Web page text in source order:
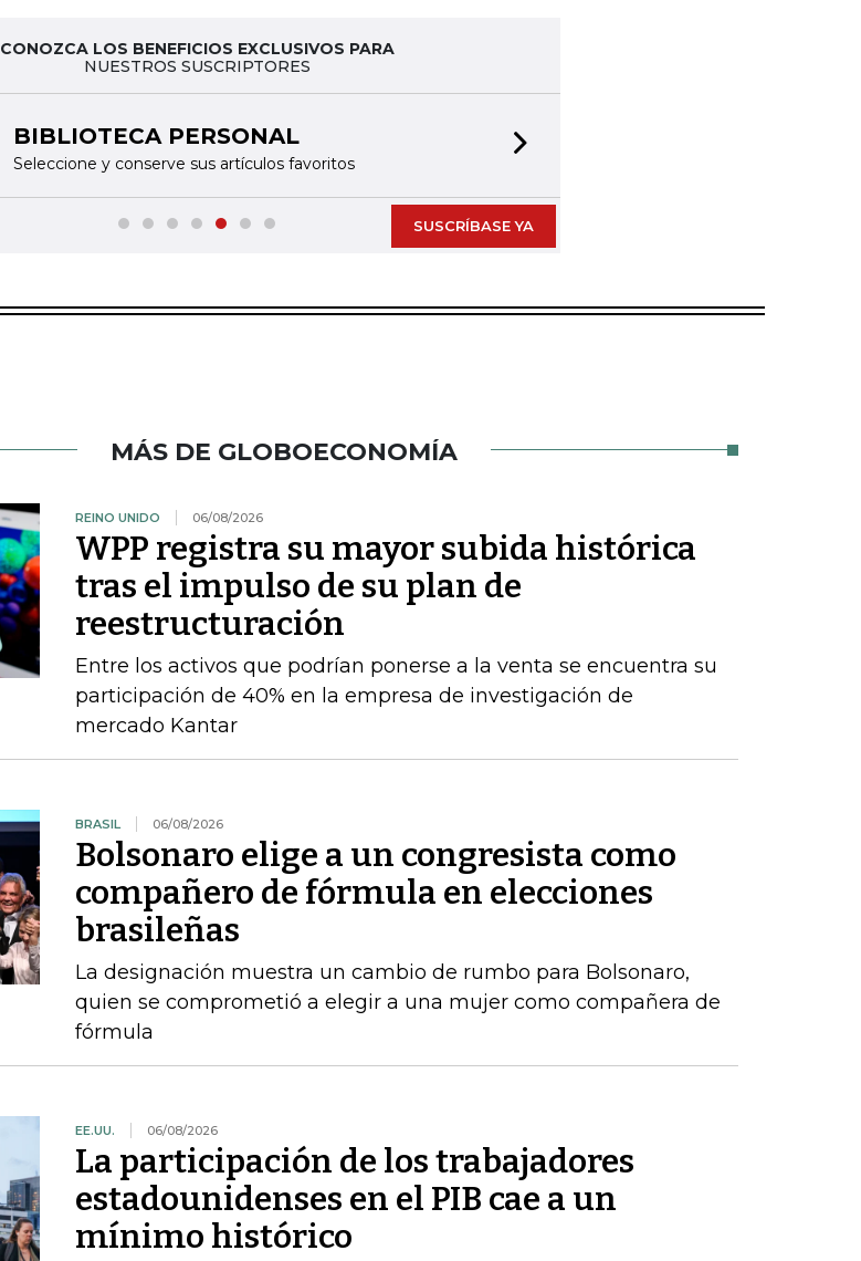
CONOZCA LOS BENEFICIOS EXCLUSIVOS PARA
NUESTROS SUSCRIPTORES
BIBLIOTECA PERSONAL
Seleccione y conserve sus artículos favoritos
SUSCRÍBASE YA
MÁS DE GLOBOECONOMÍA
REINO UNIDO 06/08/2026
WPP registra su mayor subida histórica
tras el impulso de su plan de
reestructuración
Entre los activos que podrían ponerse a la venta se encuentra su
participación de 40% en la empresa de investigación de
mercado Kantar
BRASIL 06/08/2026
Bolsonaro elige a un congresista como
compañero de fórmula en elecciones
brasileñas
La designación muestra un cambio de rumbo para Bolsonaro,
quien se comprometió a elegir a una mujer como compañera de
fórmula
EE.UU. 06/08/2026
La participación de los trabajadores
estadounidenses en el PIB cae a un
mínimo histórico